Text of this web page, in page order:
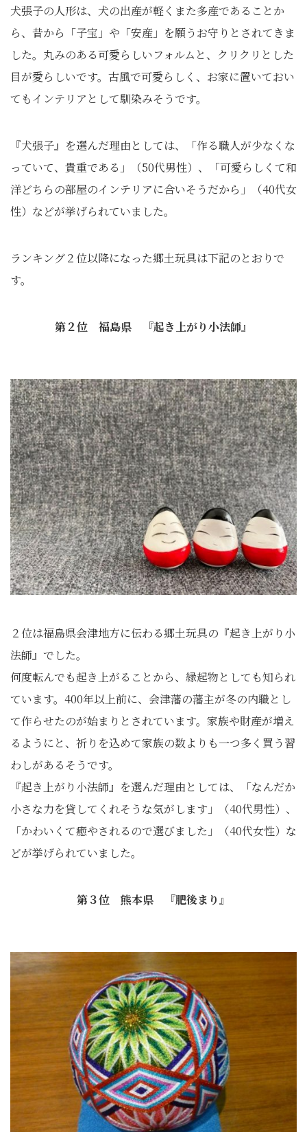
犬張子の人形は、犬の出産が軽くまた多産であることか
ら、昔から「子宝」や「安産」を願うお守りとされてきま
した。丸みのある可愛らしいフォルムと、クリクリとした
目が愛らしいです。古風で可愛らしく、お家に置いておい
てもインテリアとして馴染みそうです。
『犬張子』を選んだ理由としては、「作る職人が少なくな
っていて、貴重である」（50代男性）、「可愛らしくて和
洋どちらの部屋のインテリアに合いそうだから」（40代女
性）などが挙げられていました。
ランキング２位以降になった郷土玩具は下記のとおりで
す。
第２位 福島県 『起き上がり小法師』
２位は福島県会津地方に伝わる郷土玩具の『起き上がり小
法師』でした。
何度転んでも起き上がることから、縁起物としても知られ
ています。400年以上前に、会津藩の藩主が冬の内職とし
て作らせたのが始まりとされています。家族や財産が増え
るようにと、祈りを込めて家族の数よりも一つ多く買う習
わしがあるそうです。
『起き上がり小法師』を選んだ理由としては、「なんだか
小さな力を貸してくれそうな気がします」（40代男性）、
「かわいくて癒やされるので選びました」（40代女性）な
どが挙げられていました。
第３位 熊本県 『肥後まり』